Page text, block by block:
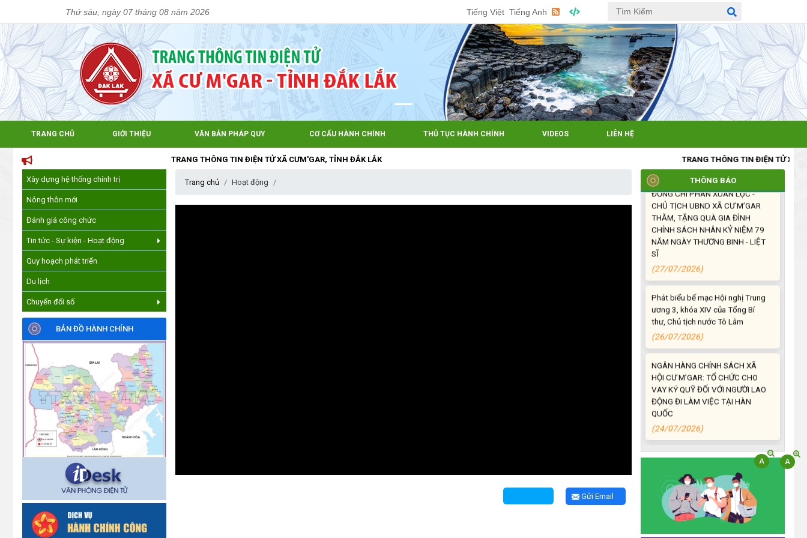
Thứ sáu, ngày 07 tháng 08 năm 2026 Tiếng Việt Tiếng Anh
TRANG CHỦ GIỚI THIỆU VĂN BẢN PHÁP QUY CƠ CẤU HÀNH CHÍNH THỦ TỤC HÀNH CHÍNH VIDEOS LIÊN HỆ
TRANG THÔNG TIN ĐIỆN TỬ XÃ CƯM'GAR, TỈNH ĐẮK LẮK TRANG THÔNG TIN ĐIỆN TỬ XÃ
Xây dựng hệ thống chính trị
Nông thôn mới
Đánh giá công chức
Tin tức - Sự kiện - Hoạt động
Quy hoạch phát triển
Du lịch
Chuyển đổi số
BẢN ĐỒ HÀNH CHÍNH
Trang chủ Hoạt động
Gửi Email
THÔNG BÁO
THÁNG ĐẦU NĂM VÀ KIỆN TOÀN
TỔ CHỨC CHI HỘI SAU SÁP
NHẬP
(27/07/2026)
XÃ CƯ M’GAR: TỔ CHỨC ĐOÀN
DÂNG HƯƠNG, VIẾNG NGHĨA
TRANG LIỆT SĨ NHÂN KỶ NIỆM
79 NĂM NGÀY THƯƠNG BINH -
LIỆT SĨ (27/7/1947 –
(27/07/2026)
ĐỒNG CHÍ PHAN XUÂN LỰC -
CHỦ TỊCH UBND XÃ CƯ M’GAR
THĂM, TẶNG QUÀ GIA ĐÌNH
CHÍNH SÁCH NHÂN KỶ NIỆM 79
NĂM NGÀY THƯƠNG BINH - LIỆT
SĨ
(27/07/2026)
Phát biểu bế mạc Hội nghị Trung
ương 3, khóa XIV của Tổng Bí
thư, Chủ tịch nước Tô Lâm
(26/07/2026)
NGÂN HÀNG CHÍNH SÁCH XÃ
HỘI CƯ M’GAR: TỔ CHỨC CHO
VAY KÝ QUỸ ĐỐI VỚI NGƯỜI LAO
ĐỘNG ĐI LÀM VIỆC TẠI HÀN
QUỐC
(24/07/2026)
HỘI NÔNG DÂN XÃ CƯ M’GAR
ĐẠI DIỆN TỈNH ĐẮK LẮK QUẢNG
BÁ SẢN PHẨM OCOP TẠI TUẦN
LỄ NÔNG SẢN VÀ SẢN PHẨM
OCOP TỈNH KHÁNH HÒA NĂM
2026
(18/07/2026)